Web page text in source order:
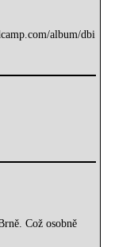
album/dbi
Což osobně